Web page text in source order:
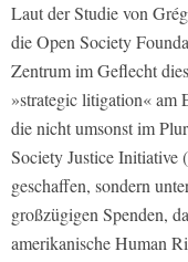
Laut der Studie von
die Open Society
Zentrum im Geflecht
»strategic litigation« am
die nicht umsonst im
Society Justice Initiative
geschaffen, sondern
großzügigen Spenden,
amerikanische Human